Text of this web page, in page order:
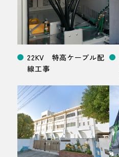
22KV 特高ケーブル配
線工事